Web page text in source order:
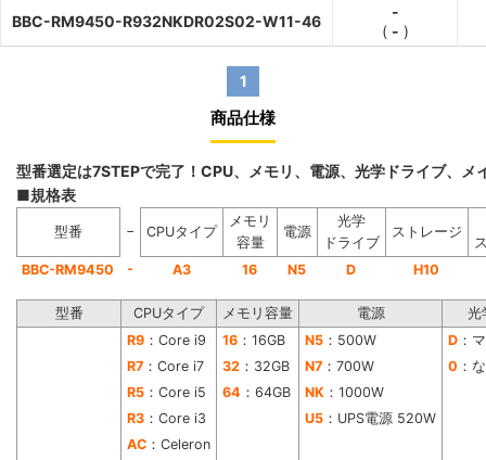
BBC-RM9450-R932NKDR02S02-W11-46
-
( - )
1
商品仕様
型番選定は7STEPで完了！CPU、メモリ、電源、光学ドライブ、
■規格表
型番 − CPUタイプ
メモリ
容量
電源
光学
ドライブ
ストレージ
BBC-RM9450
- A3 16 N5 D H10
型番 CPUタイプ メモリ容量 電源 光
R9 ：Core i9 16 ：16GB N5 ：500W D ：
R7 ：Core i7 32 ：32GB N7 ：700W 0 ：
R5 ：Core i5 64 ：64GB NK ：1000W
R3 ：Core i3 U5 ：UPS電源 520W
AC ：Celeron